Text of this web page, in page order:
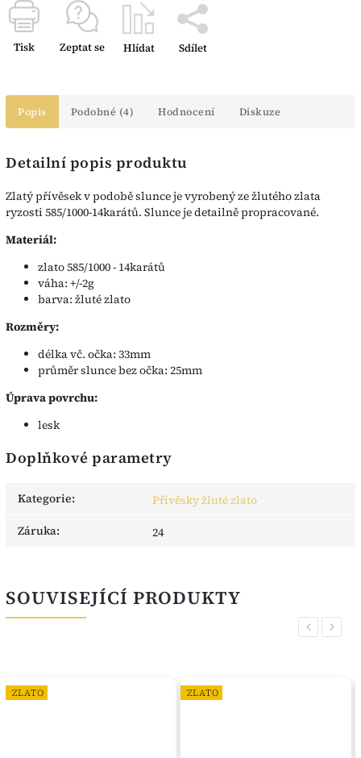
Tisk Zeptat se Hlídat Sdílet
Popis Podobné (4) Hodnocení Diskuze
Detailní popis produktu
Zlatý přívěsek v podobě slunce je vyrobený ze žlutého zlata
ryzosti 585/1000-14karátů. Slunce je detailně propracované.
Materiál:
zlato 585/1000 - 14karátů
váha: +/-2g
barva: žluté zlato
Rozměry:
délka vč. očka: 33mm
průměr slunce bez očka: 25mm
Úprava povrchu:
lesk
Doplňkové parametry
Kategorie:
Přívěsky žluté zlato
Záruka: 24
SOUVISEJÍCÍ PRODUKTY
Previous
ZLATO ZLATO
Next